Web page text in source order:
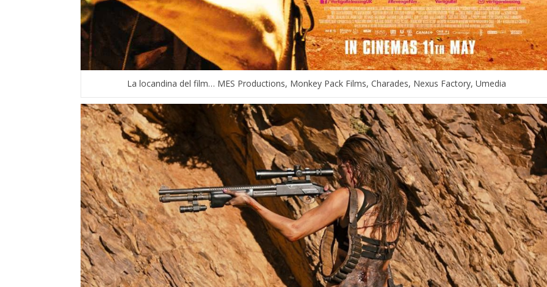
La locandina del film… MES Productions, Monkey Pack Films, Charades, Nexus Factory, Umedia